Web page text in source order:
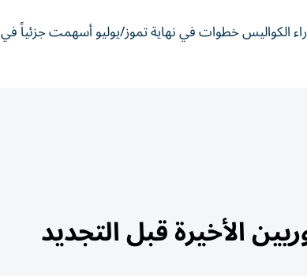
الكواليس خطوات في نهاية تموز/يوليو أسهمت جزئياً في
الأخيرة قبل التجديد